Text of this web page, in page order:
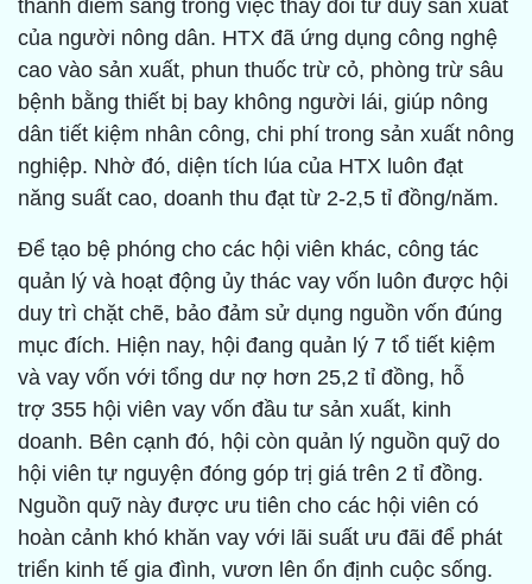
thành điểm sáng trong việc thay đổi tư duy sản xuất
của người nông dân. HTX đã ứng dụng công nghệ
cao vào sản xuất, phun thuốc trừ cỏ, phòng trừ sâu
bệnh bằng thiết bị bay không người lái, giúp nông
dân tiết kiệm nhân công, chi phí trong sản xuất nông
nghiệp. Nhờ đó, diện tích lúa của HTX luôn đạt
năng suất cao, doanh thu đạt từ 2-2,5 tỉ đồng/năm.
Để tạo bệ phóng cho các hội viên khác, công tác
quản lý và hoạt động ủy thác vay vốn luôn được hội
duy trì chặt chẽ, bảo đảm sử dụng nguồn vốn đúng
mục đích. Hiện nay, hội đang quản lý 7 tổ tiết kiệm
và vay vốn với tổng dư nợ hơn 25,2 tỉ đồng, hỗ
trợ 355 hội viên vay vốn đầu tư sản xuất, kinh
doanh. Bên cạnh đó, hội còn quản lý nguồn quỹ do
hội viên tự nguyện đóng góp trị giá trên 2 tỉ đồng.
Nguồn quỹ này được ưu tiên cho các hội viên có
hoàn cảnh khó khăn vay với lãi suất ưu đãi để phát
triển kinh tế gia đình, vươn lên ổn định cuộc sống.